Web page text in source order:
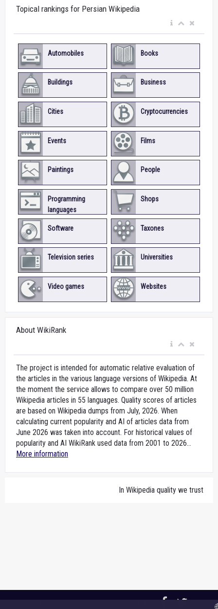
Topical rankings for Persian Wikipedia
Automobiles Books
Buildings Business
Cities Cryptocurrencies
Events Films
Paintings People
Programming
languages
Shops
Software Taxones
Television series Universities
Video games Websites
About WikiRank
The project is intended for automatic relative evaluation of
the articles in the various language versions of Wikipedia. At
the moment the service allows to compare over 50 million
Wikipedia articles in 55 languages. Quality scores of articles
are based on Wikipedia dumps from July, 2026. When
calculating current popularity and AI of articles data from
June 2026 was taken into account. For historical values of
popularity and AI WikiRank used data from 2001 to 2026...
More information
In Wikipedia quality we trust